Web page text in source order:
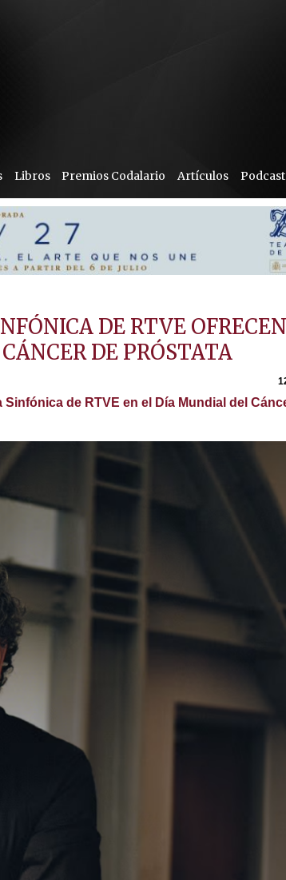
Libros Premios Codalario Artículos Podcast
DE RTVE
DE PRÓSTATA
de RTVE en el Día Mundial del